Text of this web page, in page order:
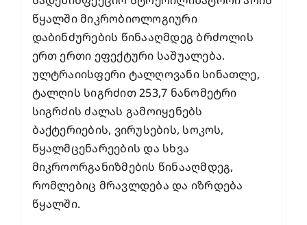
წყალში მიკრობიოლოგიური
დაბინძურების წინააღმდეგ ბრძოლის
ერთ ერთი ეფექტური საშუალება.
ულტრაიისფერი ტალღოვანი სინათლე,
ტალღის სიგრძით 253,7 ნანომეტრი
სიგრძის ძალას გამოიყენებს
ბაქტერიების, ვირუსების, სოკოს,
წყალმცენარეების და სხვა
მიკროორგანიზმების წინააღმდეგ,
რომლებიც მრავლდება და იზრდება
წყალში.